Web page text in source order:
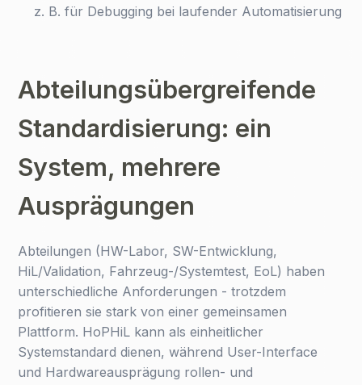
z. B. für Debugging bei laufender Automatisierung
Abteilungsübergreifende
Standardisierung: ein
System, mehrere
Ausprägungen
Abteilungen (HW-Labor, SW-Entwicklung,
HiL/Validation, Fahrzeug-/Systemtest, EoL) haben
unterschiedliche Anforderungen - trotzdem
profitieren sie stark von einer gemeinsamen
Plattform. HoPHiL kann als einheitlicher
Systemstandard dienen, während User-Interface
und Hardwareausprägung rollen- und